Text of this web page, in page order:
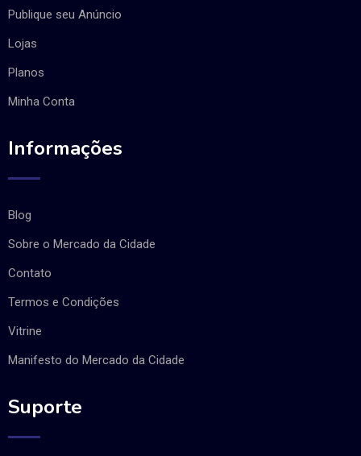
Publique seu Anúncio
Lojas
Planos
Minha Conta
Informações
Blog
Sobre o Mercado da Cidade
Contato
Termos e Condições
Vitrine
Manifesto do Mercado da Cidade
Suporte